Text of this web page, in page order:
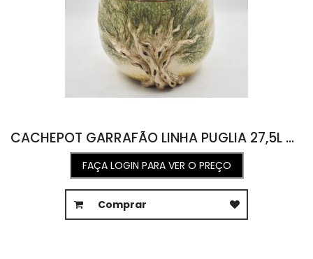
CACHEPOT GARRAFÃO LINHA PUGLIA 27,5L X 30C X 23,5A
FAÇA LOGIN PARA VER O PREÇO
Comprar